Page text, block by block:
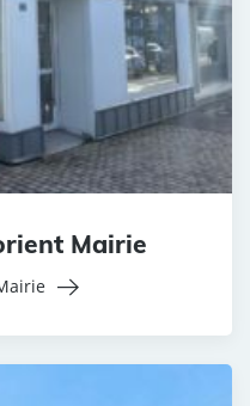
Mairie